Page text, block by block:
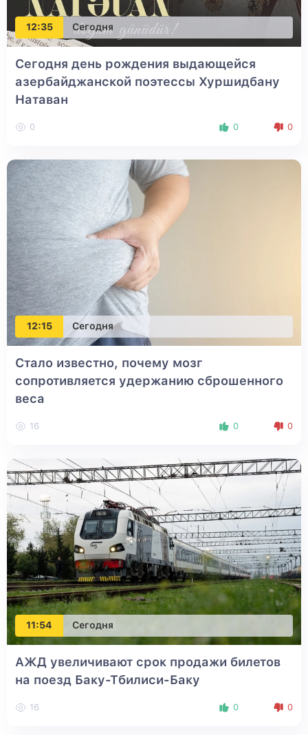
12:35 Сегодня
Сегодня день рождения выдающейся
азербайджанской поэтессы Хуршидбану
Натаван
0 0 0
12:15 Сегодня
Стало известно, почему мозг
сопротивляется удержанию сброшенного
веса
16 0 0
11:54 Сегодня
АЖД увеличивают срок продажи билетов
на поезд Баку-Тбилиси-Баку
16 0 0